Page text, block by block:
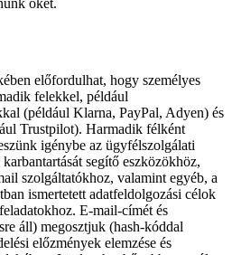
őket.
előfordulhat, hogy személyes
felekkel, például
(például Klarna, PayPal, Adyen) és
Trustpilot). Harmadik félként
igénybe az ügyfélszolgálati
segítő eszközökhöz,
szolgáltatókhoz, valamint egyéb, a
ismertetett adatfeldolgozási célok
E-mail-címét és
áll) megosztjuk (hash-kóddal
előzmények elemzése és